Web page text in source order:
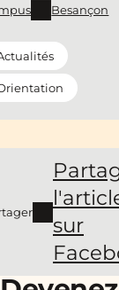
sur
Besançon